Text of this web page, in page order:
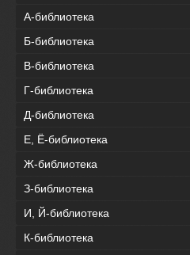
А-библиотека
Б-библиотека
В-библиотека
Г-библиотека
Д-библиотека
Е, Ё-библиотека
Ж-библиотека
З-библиотека
И, Й-библиотека
К-библиотека